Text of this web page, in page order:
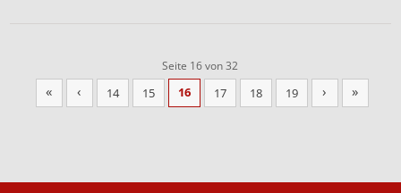
Seite 16 von 32
« ‹ 14 15 16 17 18 19 › »